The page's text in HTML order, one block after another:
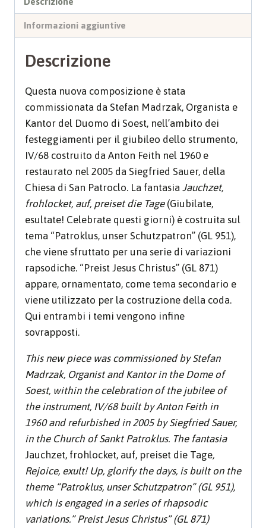
Informazioni aggiuntive
Descrizione
Questa nuova composizione è stata
commissionata da Stefan Madrzak, Organista e
Kantor del Duomo di Soest, nell’ambito dei
festeggiamenti per il giubileo dello strumento,
IV/68 costruito da Anton Feith nel 1960 e
restaurato nel 2005 da Siegfried Sauer, della
Chiesa di San Patroclo. La fantasia Jauchzet,
frohlocket, auf, preiset die Tage(Giubilate,
esultate! Celebrate questi giorni) è costruita sul
tema “Patroklus, unser Schutzpatron” (GL 951),
che viene sfruttato per una serie di variazioni
rapsodiche. “Preist Jesus Christus” (GL 871)
appare, ornamentato, come tema secondario e
viene utilizzato per la costruzione della coda.
Qui entrambi i temi vengono infine
sovrapposti.
This new piece was commissioned by Stefan
Madrzak, Organist and Kantor in the Dome of
Soest, within the celebration of the jubilee of
the instrument, IV/68 built by Anton Feith in
1960 and refurbished in 2005 by Siegfried Sauer,
in the Church of Sankt Patroklus. The fantasia
Jauchzet, frohlocket, auf, preiset die Tage,
Rejoice, exult! Up, glorify the days, is built on the
theme “Patroklus, unser Schutzpatron” (GL 951),
which is engaged in a series of rhapsodic
variations.” Preist Jesus Christus” (GL 871)